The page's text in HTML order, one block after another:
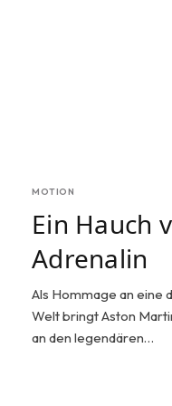
MOTION
Ein Hauch
Adrenalin
Als Hommage an eine
Welt bringt Aston
an den legendären…